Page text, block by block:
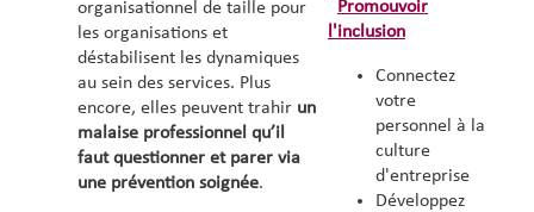
organisationnel de taille pour
les organisations et
déstabilisent les dynamiques
au sein des services. Plus
encore, elles peuvent trahir un
malaise professionnel qu’il
faut questionner et parer via
une prévention soignée.
Promouvoir
l'inclusion
Connectez
votre
personnel à la
culture
d'entreprise
Développez